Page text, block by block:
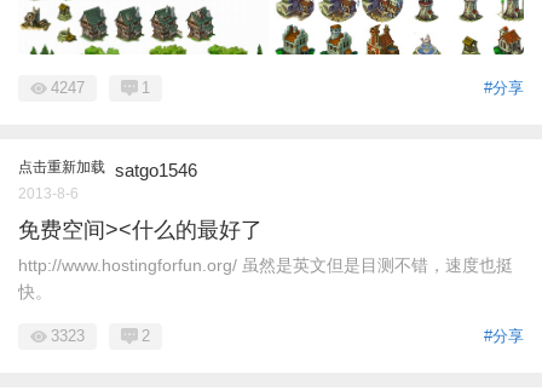
#分享
4247 1
点击重新加载 satgo1546
2013-8-6
免费空间><什么的最好了
http://www.hostingforfun.org/ 虽然是英文但是目测不错，速度也挺
快。
#分享
3323 2